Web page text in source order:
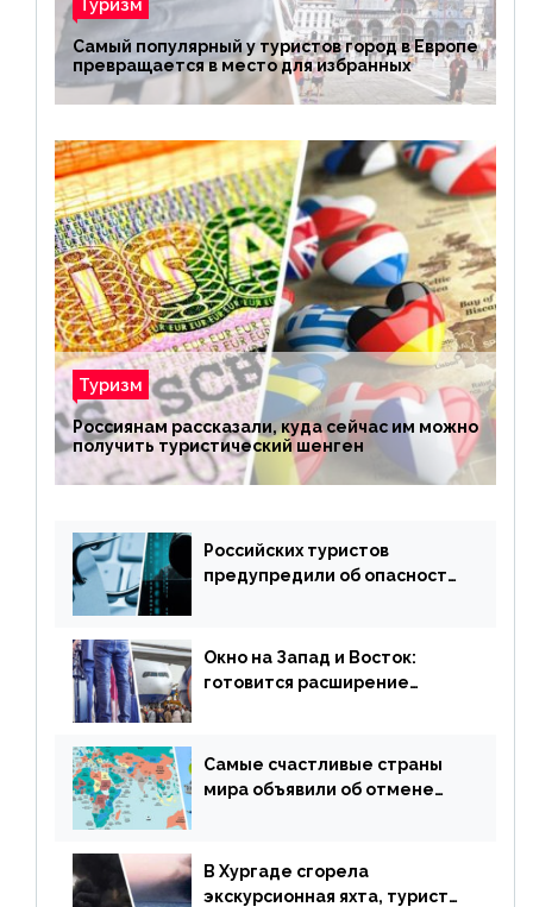
Туризм
Самый популярный у туристов город в Европе
превращается в место для избранных
Туризм
Россиянам рассказали, куда сейчас им можно
получить туристический шенген
Российских туристов
предупредили об опасности
Окно на Запад и Восток:
готовится расширение
Самые счастливые страны
мира объявили об отмене
В Хургаде сгорела
экскурсионная яхта, туристы